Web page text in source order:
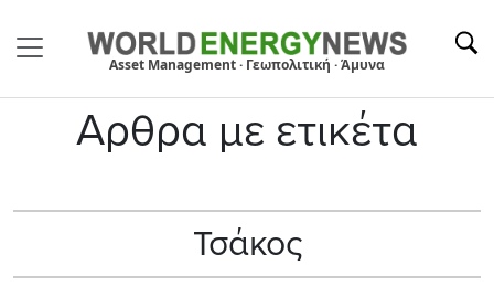
Asset Management · Γεωπολιτική · Άμυνα
Αρθρα με ετικέτα
Τσάκος